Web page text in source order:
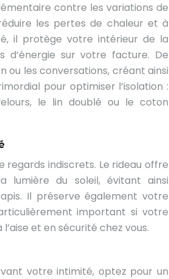
contre les variations de
les pertes de chaleur et à
il protège votre intérieur de la
d’énergie sur votre facture. De
ou les conversations, créant ainsi
pour optimiser l’isolation :
le lin doublé ou le coton
indiscrets. Le rideau offre
lumière du soleil, évitant ainsi
Il préserve également votre
important si votre
et en sécurité chez vous.
votre intimité, optez pour un